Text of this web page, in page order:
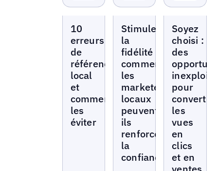
blancs
10
erreurs
de
référencement
local
et
comment
les
éviter
blancs
Stimulez
la
fidélité :
comment
les
marketeurs
locaux
peuvent-
ils
renforcer
la
confiance ?
blancs
Soyez
choisi :
des
pour
convertir
les
vues
en
clics
et en